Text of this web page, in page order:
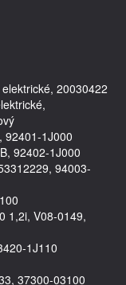
20030422
92401-1J000
92402-1J000
94003-
1,2i, V08-0149,
1J110
37300-03100